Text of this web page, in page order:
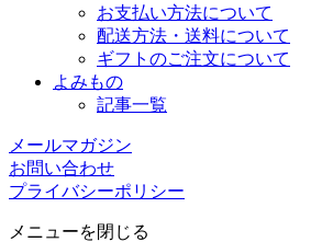
お支払い方法について
配送方法・送料について
ギフトのご注文について
よみもの
記事一覧
メールマガジン
お問い合わせ
プライバシーポリシー
メニューを閉じる